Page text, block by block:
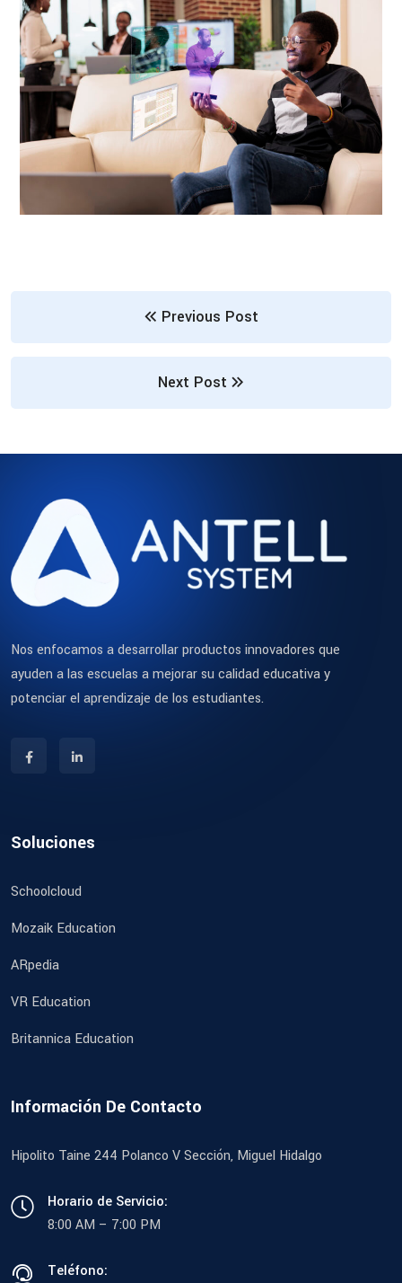
Previous Post
Next Post
Nos enfocamos a desarrollar productos innovadores que
ayuden a las escuelas a mejorar su calidad educativa y
potenciar el aprendizaje de los estudiantes.
Soluciones
Schoolcloud
Mozaik Education
ARpedia
VR Education
Britannica Education
Información De Contacto
Hipolito Taine 244 Polanco V Sección, Miguel Hidalgo
Horario de Servicio:
8:00 AM – 7:00 PM
Teléfono: